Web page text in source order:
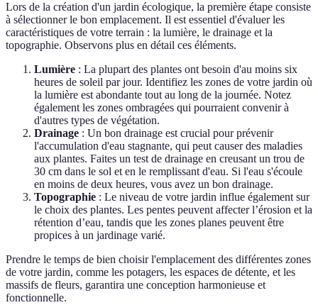
Lors de la création d'un jardin écologique, la première étape consiste
à sélectionner le bon emplacement. Il est essentiel d'évaluer les
caractéristiques de votre terrain : la lumière, le drainage et la
topographie. Observons plus en détail ces éléments.
Lumière : La plupart des plantes ont besoin d'au moins six
heures de soleil par jour. Identifiez les zones de votre jardin où
la lumière est abondante tout au long de la journée. Notez
également les zones ombragées qui pourraient convenir à
d'autres types de végétation.
Drainage : Un bon drainage est crucial pour prévenir
l'accumulation d'eau stagnante, qui peut causer des maladies
aux plantes. Faites un test de drainage en creusant un trou de
30 cm dans le sol et en le remplissant d'eau. Si l'eau s'écoule
en moins de deux heures, vous avez un bon drainage.
Topographie : Le niveau de votre jardin influe également sur
le choix des plantes. Les pentes peuvent affecter l’érosion et la
rétention d’eau, tandis que les zones planes peuvent être
propices à un jardinage varié.
Prendre le temps de bien choisir l'emplacement des différentes zones
de votre jardin, comme les potagers, les espaces de détente, et les
massifs de fleurs, garantira une conception harmonieuse et
fonctionnelle.